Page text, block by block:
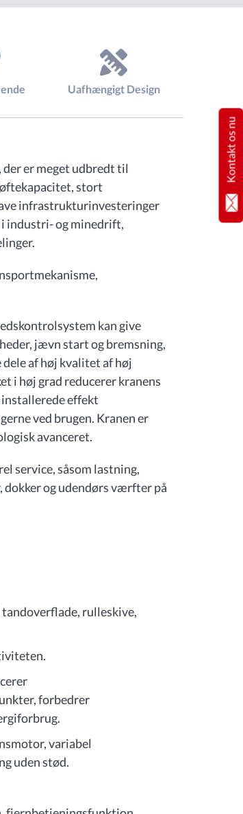
Uafhængigt Design
er meget udbredt til
stort
infrastrukturinvesteringer
industri- og minedrift,
kan give
jævn start og bremsning,
af høj kvalitet af høj
i høj grad reducerer kranens
effekt
ved brugen. Kranen er
avanceret.
service, såsom lastning,
dokker og udendørs værfter på
rulleskive,
forbedrer
variabel
uden stød.
Kontakt os nu